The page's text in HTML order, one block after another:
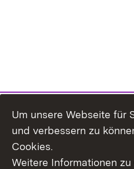
Um unsere Webseite für
und verbessern zu
Cookies.
Weitere Informationen